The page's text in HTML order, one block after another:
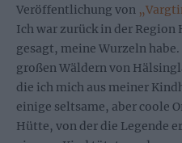
Veröffentlichung von
Ich war zurück in der
gesagt, meine Wurzeln
großen Wäldern von
die ich mich aus meiner
einige seltsame, aber coole
Hütte, von der die Legende